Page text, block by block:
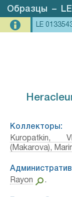
Образцы –
LE
Коллекторы:
Kuropatkin,
(Makarova),
Rayon
.